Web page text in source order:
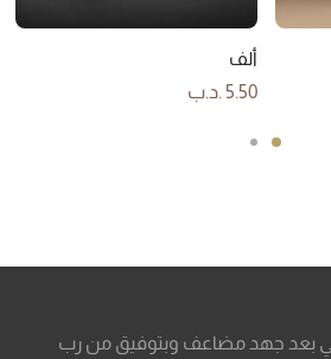
ألف
5.50 .د.ب
بعد جهد مضاعف وبتوفيق من رب